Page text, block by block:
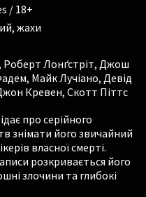
/ 18+
жахи
Роберт Лонґстріт, Джош
, Майк Лучіано, Девід
Кревен, Скотт Піттс
про серійного
знімати його звичайний
власної смерті.
розкривається його
злочини та глибокі